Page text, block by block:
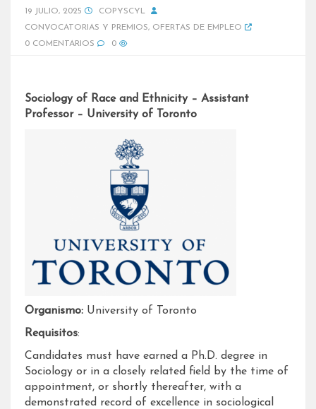
19 JULIO, 2025
COPYSCYL
CONVOCATORIAS Y PREMIOS, OFERTAS DE EMPLEO
0 COMENTARIOS
0
Sociology of Race and Ethnicity – Assistant
Professor – University of Toronto
Organismo: University of Toronto
Requisitos:
Candidates must have earned a Ph.D. degree in
Sociology or in a closely related field by the time of
appointment, or shortly thereafter, with a
demonstrated record of excellence in sociological